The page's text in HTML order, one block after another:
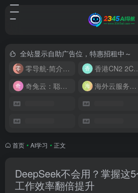
全站显示自助广告位，特惠招租中～
零导航-简介实用的网址导航
香港CN2
奇兔云：聪明人的“省”钱计划！
海外云服务器全网最低价
首页 • AI学习 • 正文
DeepSeek不会用？掌握这
工作效率翻倍提升